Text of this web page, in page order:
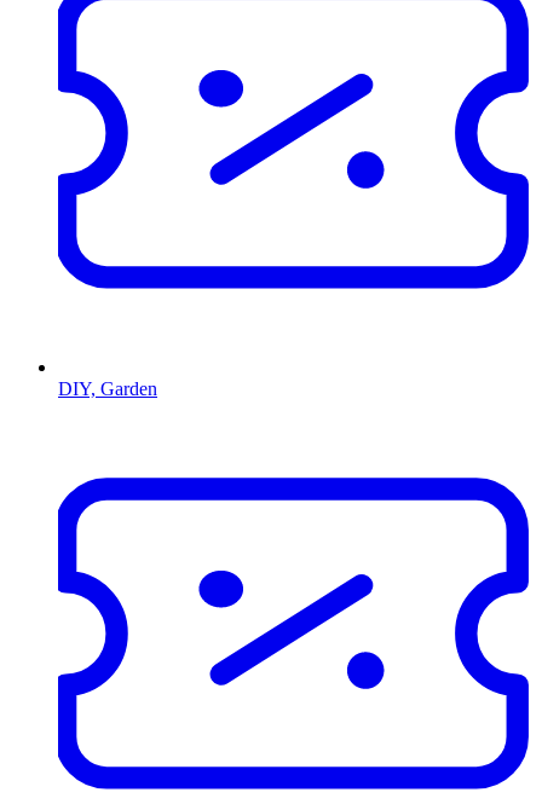
DIY, Garden